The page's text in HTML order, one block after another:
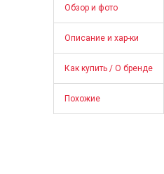
Обзор и фото
Описание и хар-ки
Как купить / О бренде
Похожие